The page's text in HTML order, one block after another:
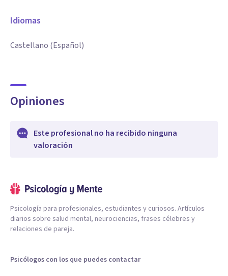
Idiomas
Castellano (Español)
Opiniones
Este profesional no ha recibido ninguna
valoración
Psicología para profesionales, estudiantes y curiosos. Artículos
diarios sobre salud mental, neurociencias, frases célebres y
relaciones de pareja.
Psicólogos con los que puedes contactar